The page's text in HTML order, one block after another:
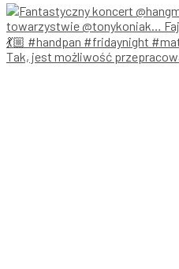
Tak, jest możliwość